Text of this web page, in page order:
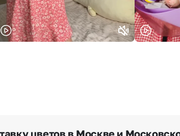
Челябинск
Новосибирск
Омск
цветов в Москве и